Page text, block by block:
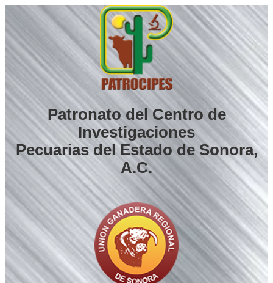
Saltar
al
contenido
Patronato del Centro de
Investigaciones
Pecuarias del Estado de Sonora,
A.C.